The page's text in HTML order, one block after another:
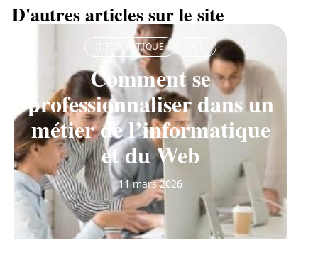
D'autres articles sur le site
INFORMATIQUE
Comment se
professionnaliser dans un
métier de l’informatique
et du Web
11 mars 2026